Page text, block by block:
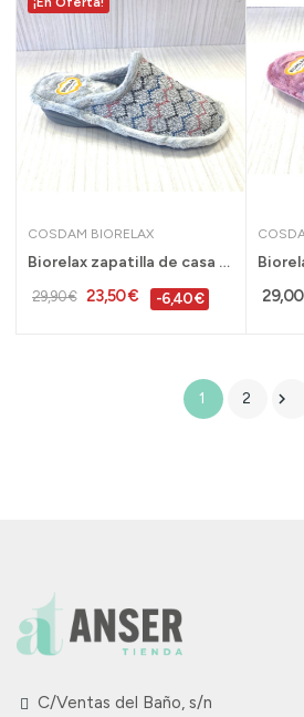
COSDAM BIORELAX
Biorelax zapatilla de casa mujer cuña acolchada...
29,90 € 23,50 € -6,40 €
1 2 
C/Ventas del Baño, s/n